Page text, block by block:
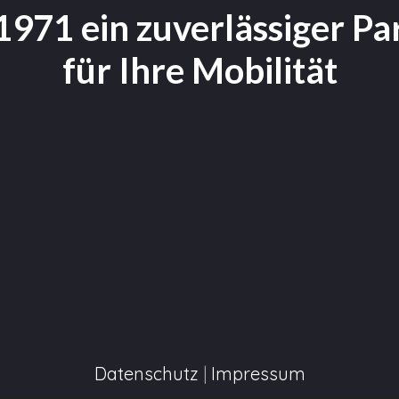
ein zuverlässiger
für Ihre Mobilität
Datenschutz Impressum